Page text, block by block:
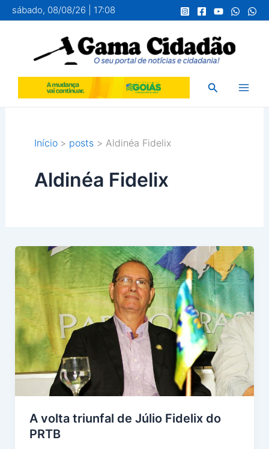
para
conteúdo
sábado, 08/08/26 | 17:08
Pesquisar
Início posts Aldinéa Fidelix
Aldinéa Fidelix
A volta triunfal de Júlio Fidelix do
PRTB